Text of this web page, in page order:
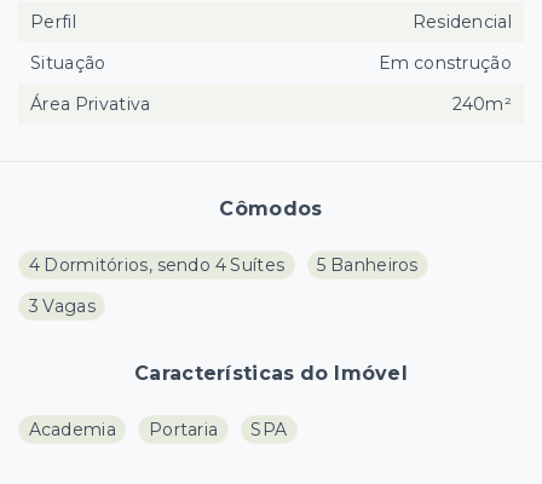
Cômodos
4 Dormitórios, sendo 4 Suítes
5 Banheiros
3 Vagas
Características do Imóvel
Academia Portaria SPA
Perfil
Residencial
Situação
Em construção
Área Privativa
240m²